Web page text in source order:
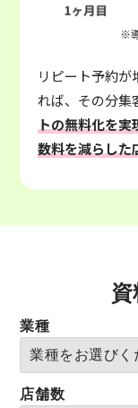
※
リピート予約
れば、その分集
トの無料化を実
数料を減らした
業種
店舗数